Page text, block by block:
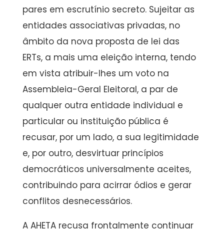
pares em escrutínio secreto. Sujeitar as
entidades associativas privadas, no
âmbito da nova proposta de lei das
ERTs, a mais uma eleição interna, tendo
em vista atribuir-lhes um voto na
Assembleia-Geral Eleitoral, a par de
qualquer outra entidade individual e
particular ou instituição pública é
recusar, por um lado, a sua legitimidade
e, por outro, desvirtuar princípios
democráticos universalmente aceites,
contribuindo para acirrar ódios e gerar
conflitos desnecessários.
A AHETA recusa frontalmente continuar